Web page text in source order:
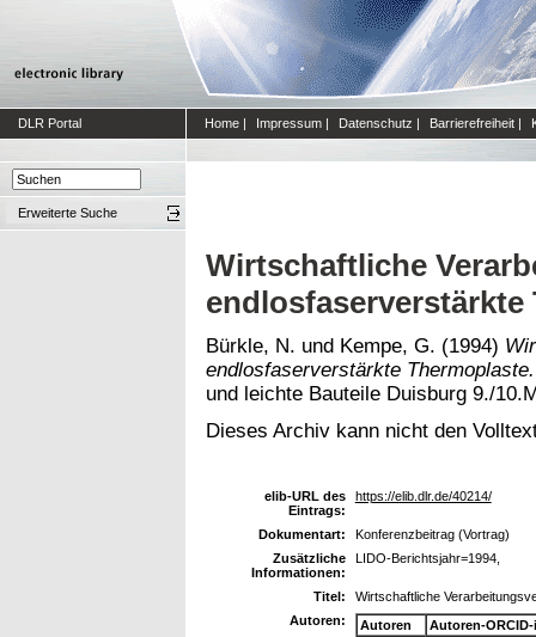
DLR Portal Home | Impressum | Datenschutz | Barrierefreiheit |
Erweiterte Suche
Wirtschaftliche
endlosfaserverstärkte
Bürkle, N. und Kempe, G. (1994)
endlosfaserverstärkte Thermoplaste.
und leichte Bauteile Duisburg 9./
Dieses Archiv kann nicht den
elib-URL des
Eintrags:
https://elib.dlr.de/40214/
Dokumentart:
Konferenzbeitrag (Vortrag)
Zusätzliche
Informationen:
LIDO-Berichtsjahr=1994,
Titel:
Wirtschaftliche
Autoren:
Autoren
Autoren-ORCID-